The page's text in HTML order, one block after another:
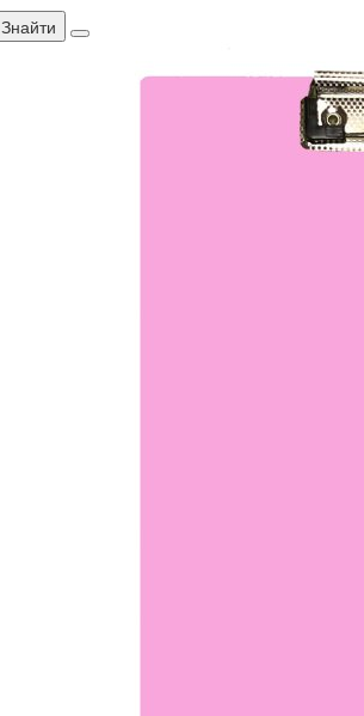
Знайти